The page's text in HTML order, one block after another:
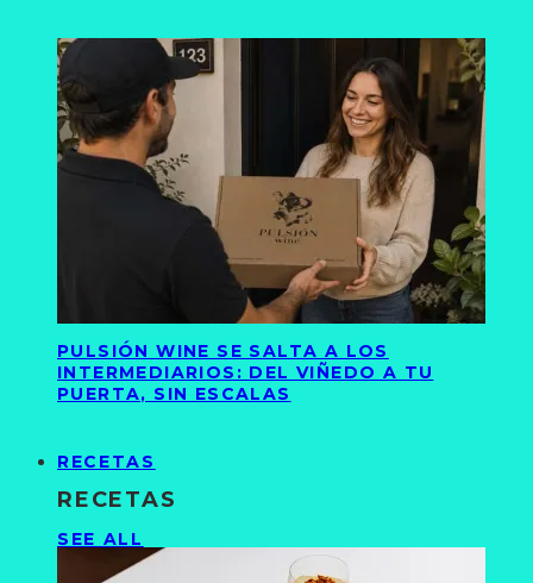
PULSIÓN WINE SE SALTA A LOS
INTERMEDIARIOS: DEL VIÑEDO A TU
PUERTA, SIN ESCALAS
RECETAS
RECETAS
SEE ALL